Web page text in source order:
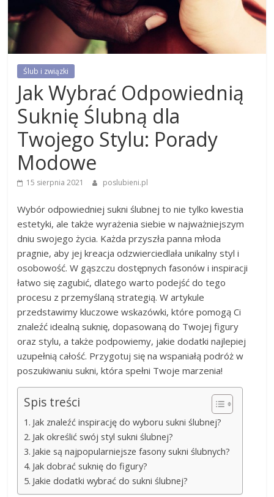
Ślub i związki
Jak Wybrać Odpowiednią
Suknię Ślubną dla
Twojego Stylu: Porady
Modowe
15 sierpnia 2021 poslubieni.pl
Wybór odpowiedniej sukni ślubnej to nie tylko kwestia
estetyki, ale także wyrażenia siebie w najważniejszym
dniu swojego życia. Każda przyszła panna młoda
pragnie, aby jej kreacja odzwierciedlała unikalny styl i
osobowość. W gąszczu dostępnych fasonów i inspiracji
łatwo się zagubić, dlatego warto podejść do tego
procesu z przemyślaną strategią. W artykule
przedstawimy kluczowe wskazówki, które pomogą Ci
znaleźć idealną suknię, dopasowaną do Twojej figury
oraz stylu, a także podpowiemy, jakie dodatki najlepiej
uzupełnią całość. Przygotuj się na wspaniałą podróż w
poszukiwaniu sukni, która spełni Twoje marzenia!
Spis treści
Jak znaleźć inspirację do wyboru sukni ślubnej?
Jak określić swój styl sukni ślubnej?
Jakie są najpopularniejsze fasony sukni ślubnych?
Jak dobrać suknię do figury?
Jakie dodatki wybrać do sukni ślubnej?